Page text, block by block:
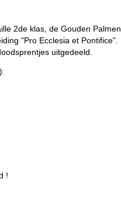
2de klas, de Gouden Palmen
"Pro Ecclesia et Pontifice".
uitgedeeld.
!